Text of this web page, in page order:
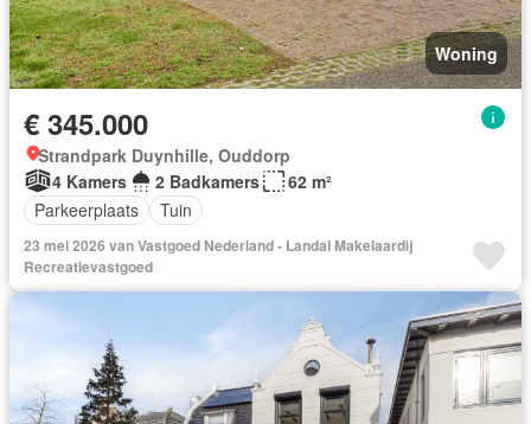
Woning
€ 345.000
Strandpark Duynhille, Ouddorp
4 Kamers
2 Badkamers
62 m²
Parkeerplaats
Tuin
23 mei 2026 van Vastgoed Nederland - Landal Makelaardij
Recreatievastgoed